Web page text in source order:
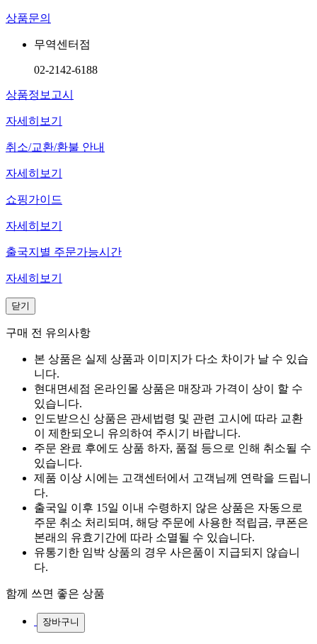
상품문의
무역센터점
02-2142-6188
상품정보고시
자세히보기
취소/교환/환불 안내
자세히보기
쇼핑가이드
자세히보기
출국지별 주문가능시간
자세히보기
닫기
구매 전 유의사항
본 상품은 실제 상품과 이미지가 다소 차이가 날 수 있습
니다.
현대면세점 온라인몰 상품은 매장과 가격이 상이 할 수
있습니다.
인도받으신 상품은 관세법령 및 관련 고시에 따라 교환
이 제한되오니 유의하여 주시기 바랍니다.
주문 완료 후에도 상품 하자, 품절 등으로 인해 취소될 수
있습니다.
제품 이상 시에는 고객센터에서 고객님께 연락을 드립니
다.
출국일 이후 15일 이내 수령하지 않은 상품은 자동으로
주문 취소 처리되며, 해당 주문에 사용한 적립금, 쿠폰은
본래의 유효기간에 따라 소멸될 수 있습니다.
유통기한 임박 상품의 경우 사은품이 지급되지 않습니
다.
함께 쓰면 좋은 상품
장바구니